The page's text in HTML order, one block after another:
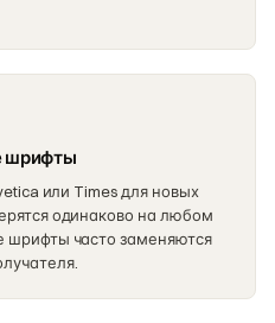
шрифты
или Times для новых
одинаково на любом
шрифты часто заменяются